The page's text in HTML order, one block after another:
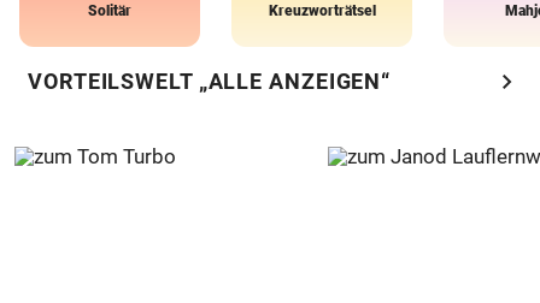
Solitär Kreuzworträtsel
VORTEILSWELT „ALLE ANZEIGEN“ chevron_right